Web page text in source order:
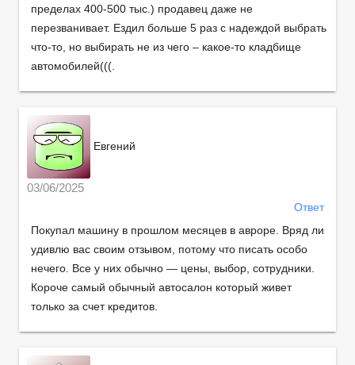
пределах 400-500 тыс.) продавец даже не
перезванивает. Ездил больше 5 раз с надеждой выбрать
что-то, но выбирать не из чего – какое-то кладбище
автомобилей(((.
Евгений
03/06/2025
Ответ
Покупал машину в прошлом месяцев в авроре. Вряд ли
удивлю вас своим отзывом, потому что писать особо
нечего. Все у них обычно — цены, выбор, сотрудники.
Короче самый обычный автосалон который живет
только за счет кредитов.